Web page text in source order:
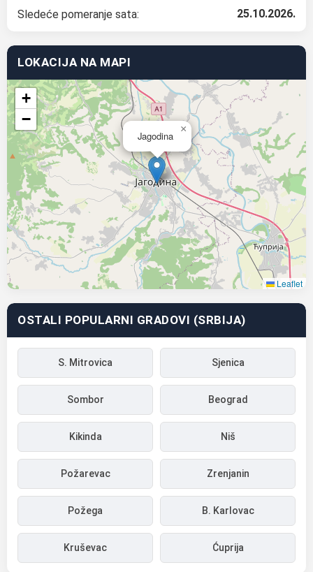
Sledeće pomeranje sata: 25.10.2026.
LOKACIJA NA MAPI
Jagodina
×
+
−
Leaflet
OSTALI POPULARNI GRADOVI (SRBIJA)
S. Mitrovica Sjenica
Sombor Beograd
Kikinda Niš
Požarevac Zrenjanin
Požega B. Karlovac
Kruševac Ćuprija